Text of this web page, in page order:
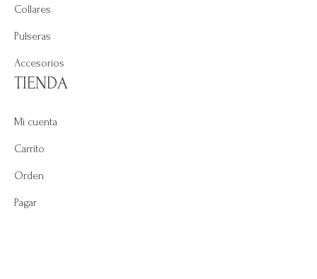
Collares
Pulseras
Accesorios
TIENDA
Mi cuenta
Carrito
Orden
Pagar